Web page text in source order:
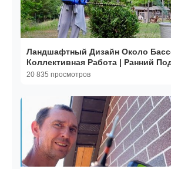
Ландшафтный Дизайн Около
Коллективная Работа | Ранний
Рождения 🎁 | Эгине
20 835 просмотров